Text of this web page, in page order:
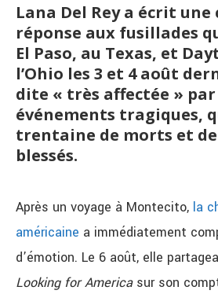
Lana Del Rey a écrit une
réponse aux fusillades
El Paso, au Texas, et
l’Ohio les 3 et 4 août
dite « très affectée » par
événements tragiques,
trentaine de morts et
blessés.
Après un voyage à Montecito, la
américaine a immédiatement
d’émotion. Le 6 août, elle
Looking for Americasur son